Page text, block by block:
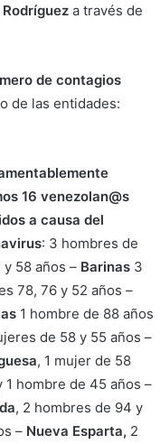
a través de
de contagios
de las entidades:
16 venezolan@s
a causa del
: 3 hombres de
y 58 años – Barinas3
78, 76 y 52 años –
1 hombre de 88 años
de 58 y 55 años –
, 1 mujer de 58
1 hombre de 45 años –
, 2 hombres de 94 y
– Nueva Esparta, 2